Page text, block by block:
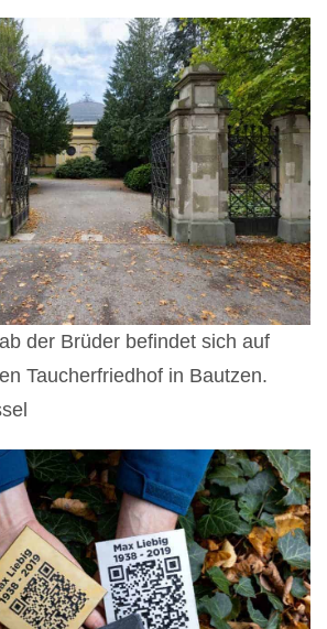
der Brüder befindet sich auf
Taucherfriedhof in Bautzen.